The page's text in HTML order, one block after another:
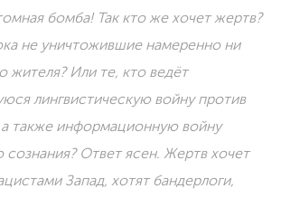
бомба! Так кто же хочет жертв?
не уничтожившие намеренно ни
жителя? Или те, кто ведёт
лингвистическую войну против
а также информационную войну
сознания? Ответ ясен. Жертв хочет
Запад, хотят бандерлоги,